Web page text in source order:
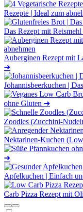
Rezepte | Ideal zum
Das Rezept mit Reismehl
Auberginen Rezept mit
➜
Johannisbeerkuchen |
ohne Gluten ➜
Zoodles (Zucchini-
Nektarinen-Kuchen
➜
Apfelkuchen | Einfach
Carb Pizza Rezept mit